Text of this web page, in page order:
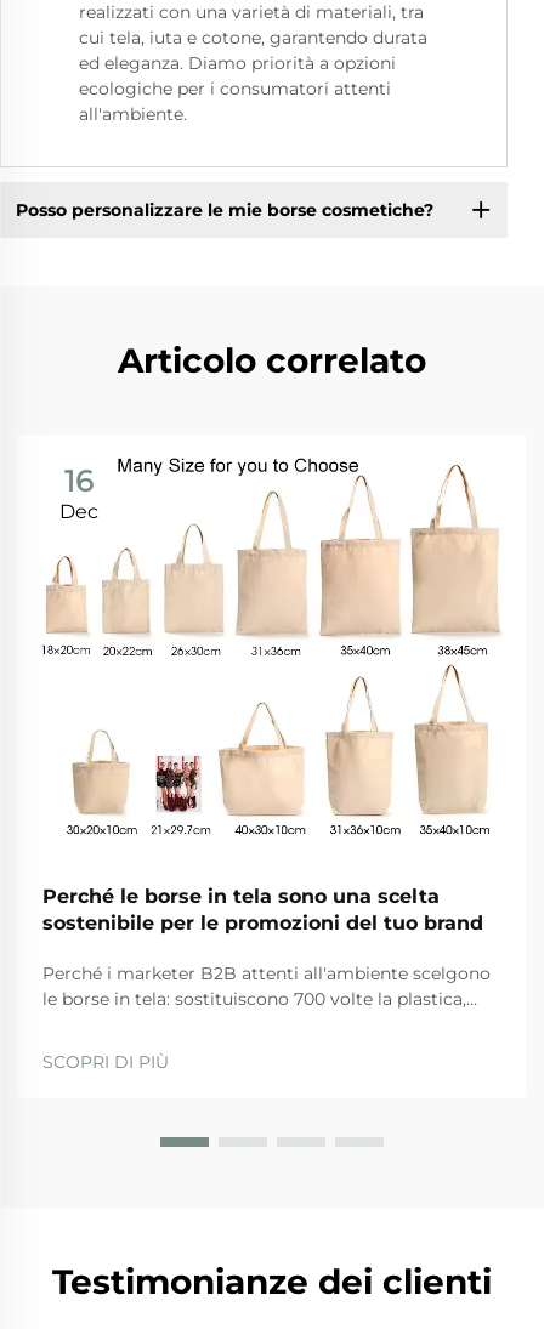
realizzati con una varietà di materiali, tra
cui tela, iuta e cotone, garantendo durata
ed eleganza. Diamo priorità a opzioni
ecologiche per i consumatori attenti
all'ambiente.
Posso personalizzare le mie borse cosmetiche?
Articolo correlato
16
Dec
Perché le borse in tela sono una scelta
sostenibile per le promozioni del tuo brand
Perché i marketer B2B attenti all'ambiente scelgono
le borse in tela: sostituiscono 700 volte la plastica,
d'acquisto del 27% più elevata. Aumenta la credibilità
ESG — scarica la guida basata sui dati.
SCOPRI DI PIÙ
Testimonianze dei clienti